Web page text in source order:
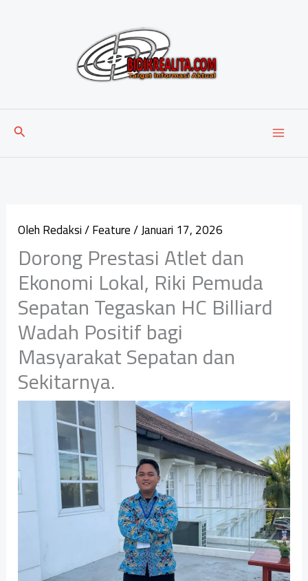
Cari
OlehRedaksi/Feature/Januari 17, 2026
‎Dorong Prestasi Atlet dan
Ekonomi Lokal, Riki Pemuda
Sepatan Tegaskan HC Billiard
Wadah Positif bagi
Masyarakat Sepatan dan
Sekitarnya.